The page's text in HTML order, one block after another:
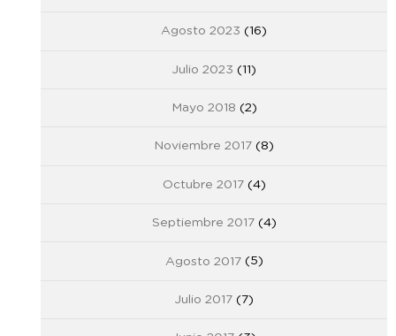
Agosto 2023 (16)
Julio 2023 (11)
Mayo 2018 (2)
Noviembre 2017 (8)
Octubre 2017(4)
Septiembre 2017(4)
Agosto 2017(5)
Julio 2017 (7)